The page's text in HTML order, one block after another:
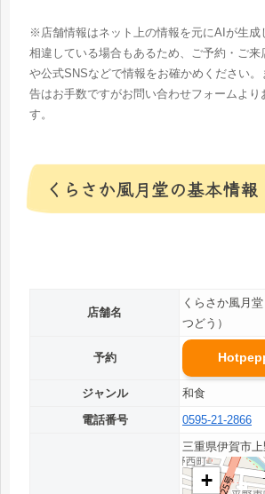
※店舗情報はネット上の情報を元にAIが生成
相違している場合もあるため、ご予約・ご来
や公式SNSなどで情報をお確かめください
告はお手数ですがお問い合わせフォームより
す。
くらさか風月堂の基本情報
店舗名
くらさか風月
つどう）
予約
ジャンル
和食
電話番号
0595-21-2866
三重県伊賀市
+